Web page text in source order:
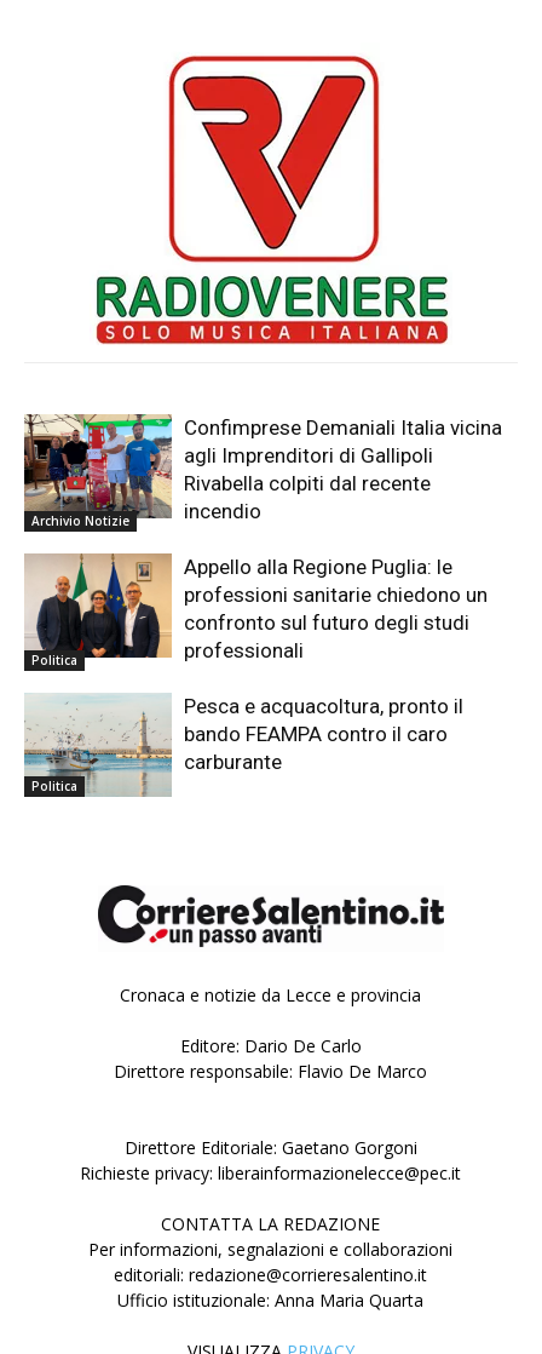
Archivio Notizie
Confimprese Demaniali Italia vicina
agli Imprenditori di Gallipoli
Rivabella colpiti dal recente
incendio
Politica
Appello alla Regione Puglia: le
professioni sanitarie chiedono un
confronto sul futuro degli studi
professionali
Politica
Pesca e acquacoltura, pronto il
bando FEAMPA contro il caro
carburante
Cronaca e notizie da Lecce e provincia
Editore: Dario De Carlo
Direttore responsabile: Flavio De Marco
Direttore Editoriale: Gaetano Gorgoni
Richieste privacy: liberainformazionelecce@pec.it
CONTATTA LA REDAZIONE
Per informazioni, segnalazioni e collaborazioni
editoriali: redazione@corrieresalentino.it
Ufficio istituzionale: Anna Maria Quarta